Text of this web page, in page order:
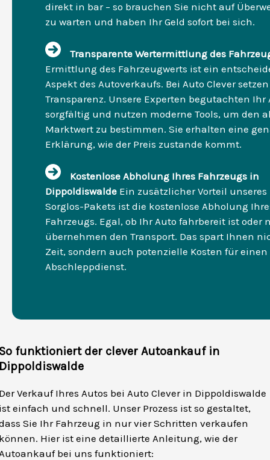
direkt in bar – so brauchen Sie nicht auf
zu warten und haben Ihr Geld sofort bei sich.
Transparente Wertermittlung des
Ermittlung des Fahrzeugwerts ist ein
Aspekt des Autoverkaufs. Bei Auto Clever
Transparenz. Unsere Experten begutachten Ihr
sorgfältig und nutzen moderne Tools, um den
Marktwert zu bestimmen. Sie erhalten eine
Erklärung, wie der Preis zustande kommt.
Kostenlose Abholung Ihres Fahrzeugs in
Dippoldiswalde Ein zusätzlicher Vorteil
Sorglos-Pakets ist die kostenlose Abholung
Fahrzeugs. Egal, ob Ihr Auto fahrbereit ist oder
übernehmen den Transport. Das spart Ihnen
Zeit, sondern auch potenzielle Kosten für einen
Abschleppdienst.
funktioniert der clever Autoankauf in
Verkauf Ihres Autos bei Auto Clever in Dippoldiswalde
einfach und schnell. Unser Prozess ist so gestaltet,
Sie Ihr Fahrzeug in nur vier Schritten verkaufen
Hier ist eine detaillierte Anleitung, wie der
bei uns funktioniert: